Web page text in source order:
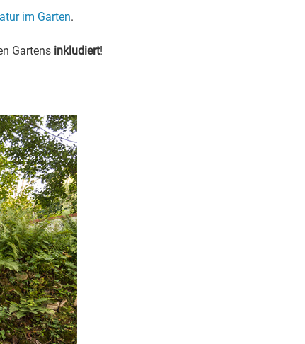
im Garten.
Gartens inkludiert!